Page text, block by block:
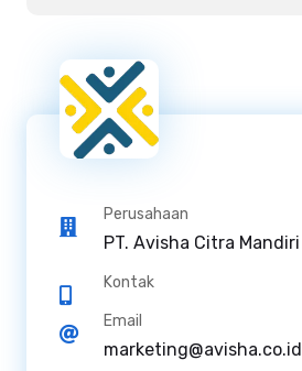
Perusahaan
PT. Avisha Citra Mandiri
Kontak
Email
marketing@avisha.co.id